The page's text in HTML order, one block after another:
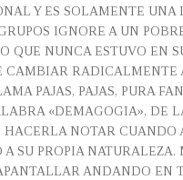
Y ES SOLAMENTE UNA
IGNORE A UN
QUE NUNCA ESTUVO EN
CAMBIAR RADICALMENTE
PAJAS, PAJAS, PURA
«DEMAGOGIA», DE
HACERLA NOTAR CUANDO
A SU PROPIA NATURALEZA.
ANDANDO EN